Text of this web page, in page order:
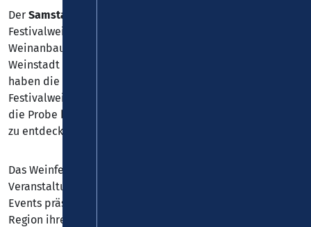
Der Samstag (09. Mai)
Festivalweine – sie stammen auch in diesem Jahr aus den
Weinanbaugebieten Mosel, Mittelrhein und Ahr sowie der
Weinstadt Koblenz. Im Rahmen der Festivalweinprobe
haben die Besucher*innen die Gelegenheit, alle
Festivalweine zu verkosten. Ob Kenner*in oder Neuling,
die Probe bietet Gästen die Möglichkeit, feinste Tropfen
zu entdecken und zu genießen.
Das Weinfestival Koblenz gehört zu den beliebtesten
Veranstaltungen im Kalender der Stadt. Bei rund 20
Events präsentieren ausgewählte Winzer*innen aus der
Region ihre besten Tropfen. Formate wie Electronic Wine,